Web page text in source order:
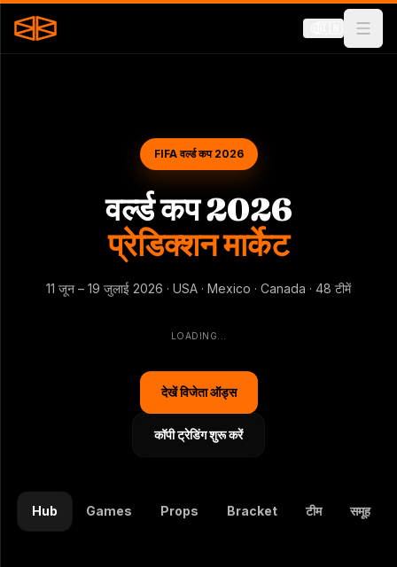
FIFA वर्ल्ड कप 2026
वर्ल्ड कप 2026
प्रेडिक्शन मार्केट
11 जून – 19 जुलाई 2026 · USA · Mexico · Canada · 48 टीमें
LOADING...
देखें विजेता ऑड्स
कॉपी ट्रेडिंग शुरू करें
Hub Games Props Bracket टीम समूह